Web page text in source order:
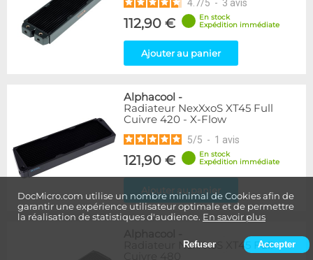
DocMicro.com utilise un nombre minimal de Cookies afin de
garantir une expérience utilisateur optimale et de permettre
la réalisation de statistiques d'audience. En savoir plus
Refuser Accepter
4.7/5 - 3 avis
112,90 €
En stock
Expédition immédiate
Ajouter au panier
Alphacool -
Radiateur NexXxoS XT45 Full
Cuivre 420 - X-Flow
5/5 - 1 avis
121,90 €
En stock
Expédition immédiate
Ajouter au panier
Radiateur NexXxoS XT45 Full